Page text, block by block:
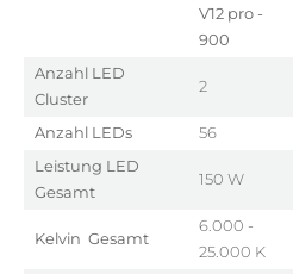
V12 pro -
900
Anzahl LED
Cluster
2
Anzahl LEDs 56
Leistung LED
Gesamt
150 W
Kelvin Gesamt
6.000 -
25.000 K